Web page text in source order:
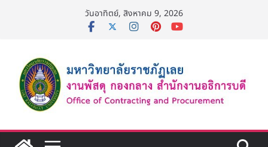
วันอาทิตย์, สิงหาคม 9, 2026